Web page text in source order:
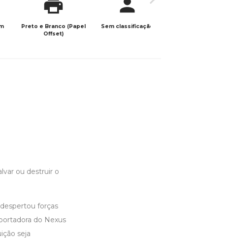
Preto e Branco (Papel
Offset)
Sem classificação
ou destruir o
forças
do Nexus
seja